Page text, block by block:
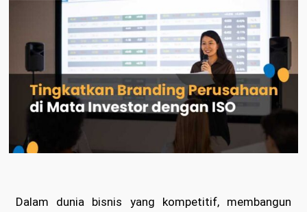
Dalam dunia bisnis yang kompetitif, membangun